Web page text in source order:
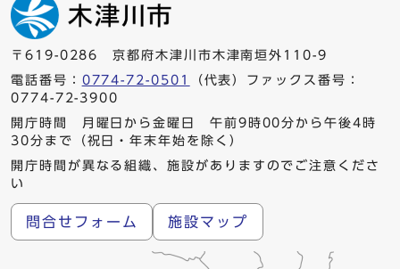
〒619-0286 京都府木津川市木津南垣外110-9
電話番号： 0774-72-0501
（代表）ファックス番号：
0774-72-3900
開庁時間 月曜日から金曜日 午前9時00分から午後4時
30分まで（祝日・年末年始を除く）
開庁時間が異なる組織、施設がありますのでご注意くださ
い
問合せフォーム 施設マップ